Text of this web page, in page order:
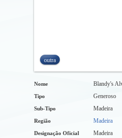
outra
Nome Blandy's
Tipo Generoso
Sub-Tipo Madeira
Região Madeira
Designação Oficial Madeira